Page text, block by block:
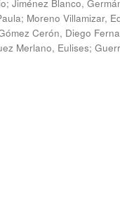
; Jiménez Blanco,
; Moreno Villamizar,
Cerón, Diego
Merlano, Eulises;